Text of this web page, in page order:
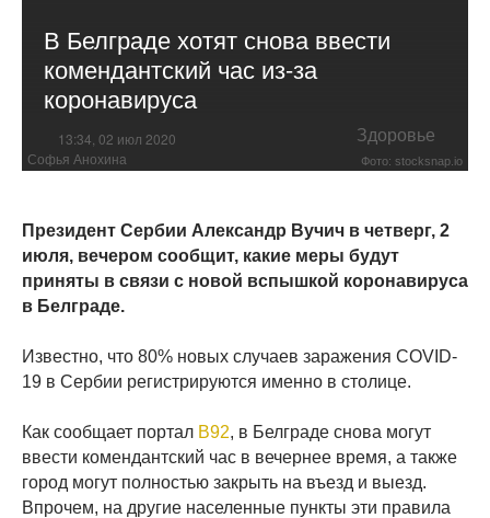
В Белграде хотят снова ввести
комендантский час из-за
коронавируса
13:34, 02 июл 2020 Здоровье
Софья Анохина Фото: stocksnap.io
Президент Сербии Александр Вучич в четверг, 2
июля, вечером сообщит, какие меры будут
приняты в связи с новой вспышкой коронавируса
в Белграде.
Известно, что 80% новых случаев заражения COVID-
19 в Сербии регистрируются именно в столице.
Как сообщает портал B92, в Белграде снова могут
ввести комендантский час в вечернее время, а также
город могут полностью закрыть на въезд и выезд.
Впрочем, на другие населенные пункты эти правила